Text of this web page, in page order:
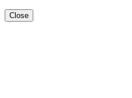
Close